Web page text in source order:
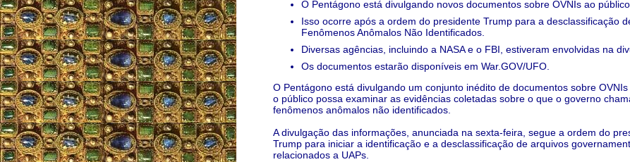
O Pentágono está divulgando novos documentos sobre OVNIs ao público.
Isso ocorre após a ordem do presidente Trump para a desclassificação
Fenômenos Anômalos Não Identificados.
Diversas agências, incluindo a NASA e o FBI, estiveram envolvidas na
Os documentos estarão disponíveis em War.GOV/UFO.
O Pentágono está divulgando um conjunto inédito de documentos sobre
o público possa examinar as evidências coletadas sobre o que o governo
fenômenos anômalos não identificados.
A divulgação das informações, anunciada na sexta-feira, segue a ordem do
Trump para iniciar a identificação e a desclassificação de arquivos
relacionados a UAPs.